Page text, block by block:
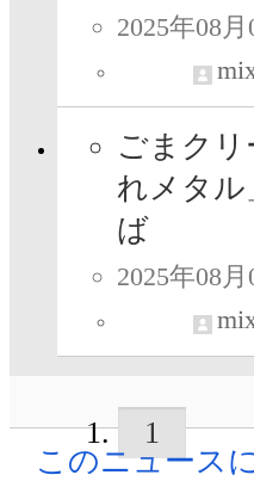
2025年08
ごまク
れメタル
ば
2025年08
1
このニュース